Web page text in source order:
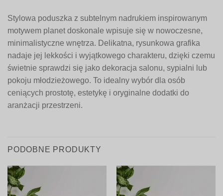
Stylowa poduszka z subtelnym nadrukiem inspirowanym
motywem planet doskonale wpisuje się w nowoczesne,
minimalistyczne wnętrza. Delikatna, rysunkowa grafika
nadaje jej lekkości i wyjątkowego charakteru, dzięki czemu
świetnie sprawdzi się jako dekoracja salonu, sypialni lub
pokoju młodzieżowego. To idealny wybór dla osób
ceniących prostotę, estetykę i oryginalne dodatki do
aranżacji przestrzeni.
PODOBNE PRODUKTY